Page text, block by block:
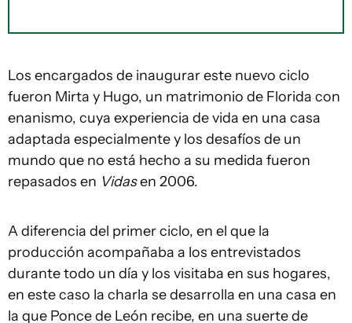
Los encargados de inaugurar este nuevo ciclo
fueron Mirta y Hugo, un matrimonio de Florida con
enanismo, cuya experiencia de vida en una casa
adaptada especialmente y los desafíos de un
mundo que no está hecho a su medida fueron
repasados en Vidasen 2006.
A diferencia del primer ciclo, en el que la
producción acompañaba a los entrevistados
durante todo un día y los visitaba en sus hogares,
en este caso la charla se desarrolla en una casa en
la que Ponce de León recibe, en una suerte de